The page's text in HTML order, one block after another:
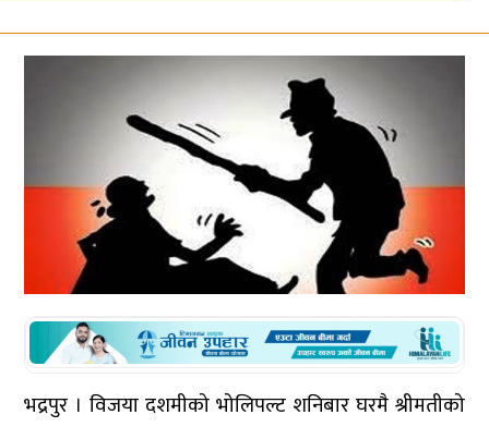
भद्रपुर । विजया दशमीको भोलिपल्ट शनिबार घरमै श्रीमतीको